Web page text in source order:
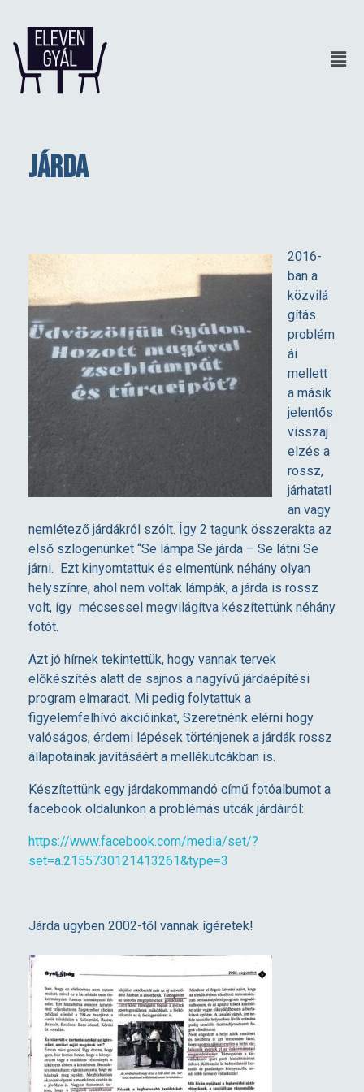
Járda
J
á
r
d
a
2016-
ban a
közvilá
gítás
problém
ái
mellett
a másik
jelentős
visszaj
elzés a
rossz,
járhatatl
an vagy
nemlétező járdákról szólt. Így 2 tagunk összerakta az
első szlogenünket “Se lámpa Se járda – Se látni Se
járni. Ezt kinyomtattuk és elmentünk néhány olyan
helyszínre, ahol nem voltak lámpák, a járda is rossz
volt, így mécsessel megvilágítva készítettünk néhány
fotót.
Azt jó hírnek tekintettük, hogy vannak tervek
előkészítés alatt de sajnos a nagyívű járdaépítési
program elmaradt. Mi pedig folytattuk a
figyelemfelhívó akcióinkat, Szeretnénk elérni hogy
valóságos, érdemi lépések történjenek a járdák rossz
állapotainak javításáért a mellékutcákban is.
Készítettünk egy járdakommandó című fotóalbumot a
facebook oldalunkon a problémás utcák járdáiról:
https://www.facebook.com/media/set/?
set=a.2155730121413261&type=3
Járda ügyben 2002-től vannak ígéretek!